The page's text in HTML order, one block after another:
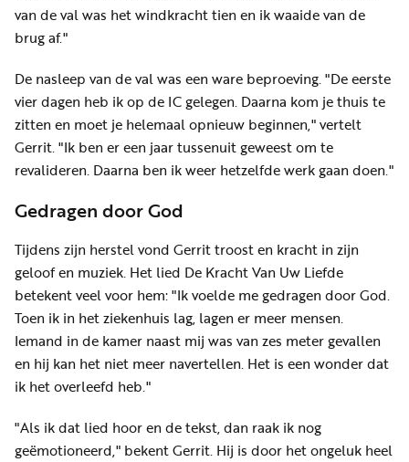
van de val was het windkracht tien en ik waaide van de
brug af."
De nasleep van de val was een ware beproeving. "De eerste
vier dagen heb ik op de IC gelegen. Daarna kom je thuis te
zitten en moet je helemaal opnieuw beginnen," vertelt
Gerrit. "Ik ben er een jaar tussenuit geweest om te
revalideren. Daarna ben ik weer hetzelfde werk gaan doen."
Gedragen door God
Tijdens zijn herstel vond Gerrit troost en kracht in zijn
geloof en muziek. Het lied De Kracht Van Uw Liefde
betekent veel voor hem: "Ik voelde me gedragen door God.
Toen ik in het ziekenhuis lag, lagen er meer mensen.
Iemand in de kamer naast mij was van zes meter gevallen
en hij kan het niet meer navertellen. Het is een wonder dat
ik het overleefd heb."
"Als ik dat lied hoor en de tekst, dan raak ik nog
geëmotioneerd," bekent Gerrit. Hij is door het ongeluk heel